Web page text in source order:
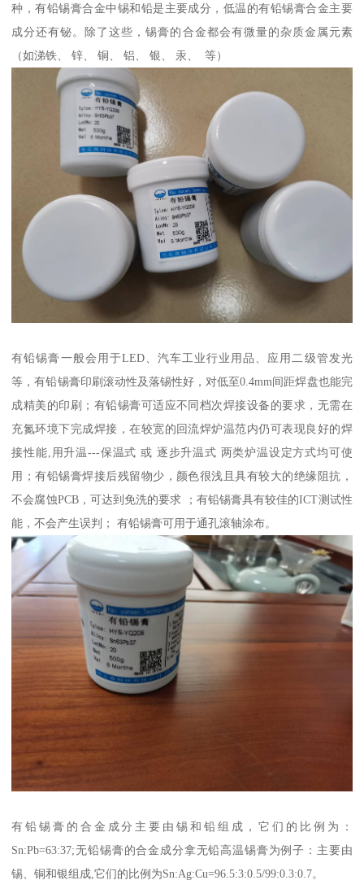
种，有铅锡膏合金中锡和铅是主要成分，低温的有铅锡膏合金主要
成分还有铋。除了这些，锡膏的合金都会有微量的杂质金属元素
（如涕铁、 锌、 铜、 铝、 银、 汞、 等）
有铅锡膏一般会用于LED、汽车工业行业用品、应用二级管发光
等，有铅锡膏印刷滚动性及落锡性好，对低至0.4mm间距焊盘也能完
成精美的印刷；有铅锡膏可适应不同档次焊接设备的要求，无需在
充氮环境下完成焊接，在较宽的回流焊炉温范内仍可表现良好的焊
接性能,用升温---保温式 或 逐步升温式 两类炉温设定方式均可使
用；有铅锡膏焊接后残留物少，颜色很浅且具有较大的绝缘阻抗，
不会腐蚀PCB，可达到免洗的要求 ；有铅锡膏具有较佳的ICT测试性
能，不会产生误判； 有铅锡膏可用于通孔滚轴涂布。
有铅锡膏的合金成分主要由锡和铅组成，它们的比例为：
Sn:Pb=63:37;无铅锡膏的合金成分拿无铅高温锡膏为例子：主要由
锡、铜和银组成,它们的比例为Sn:Ag:Cu=96.5:3:0.5/99:0.3:0.7。